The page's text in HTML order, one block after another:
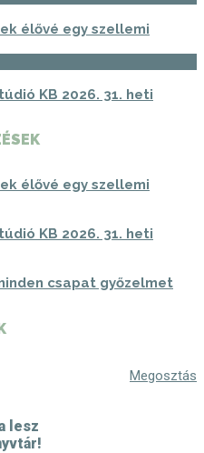
élővé egy szellemi
KB 2026. 31. heti
élővé egy szellemi
KB 2026. 31. heti
csapat győzelmet
lesz
Megosztás